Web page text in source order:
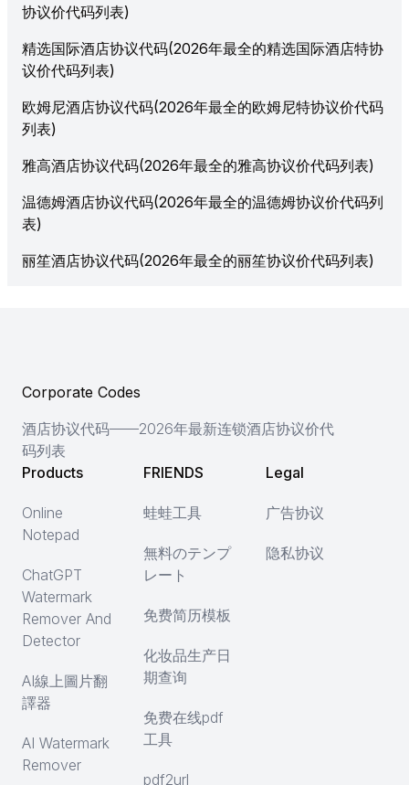
协议价代码列表)
精选国际酒店协议代码(2026年最全的精选国际酒店特协
议价代码列表)
欧姆尼酒店协议代码(2026年最全的欧姆尼特协议价代码
列表)
雅高酒店协议代码(2026年最全的雅高协议价代码列表)
温德姆酒店协议代码(2026年最全的温德姆协议价代码列
表)
丽笙酒店协议代码(2026年最全的丽笙协议价代码列表)
Corporate Codes
酒店协议代码——2026年最新连锁酒店协议价代
码列表
Products
Online
Notepad
ChatGPT
Watermark
Remover And
Detector
AI線上圖片翻
譯器
AI Watermark
Remover
FRIENDS
蛙蛙工具
無料のテンプ
レート
免费简历模板
化妆品生产日
期查询
免费在线pdf
工具
pdf2url
Legal
广告协议
隐私协议